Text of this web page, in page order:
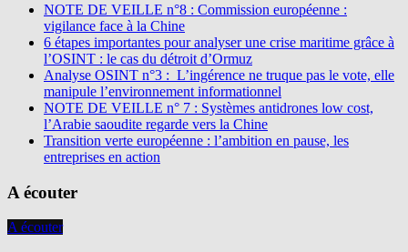
NOTE DE VEILLE n°8 : Commission européenne :
vigilance face à la Chine
6 étapes importantes pour analyser une crise maritime grâce à
l’OSINT : le cas du détroit d’Ormuz
Analyse OSINT n°3 : L’ingérence ne truque pas le vote, elle
manipule l’environnement informationnel
NOTE DE VEILLE n° 7 : Systèmes antidrones low cost,
l’Arabie saoudite regarde vers la Chine
Transition verte européenne : l’ambition en pause, les
entreprises en action
A écouter
A écouter